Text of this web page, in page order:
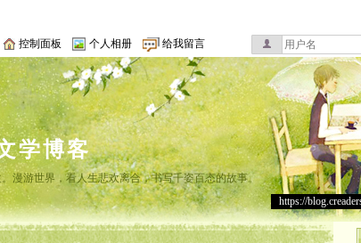
控制面板 个人相册 给我留言
学博客
漫游世界，看人生悲欢离合，书写千姿百态的故事。
https://